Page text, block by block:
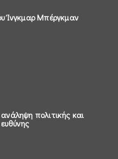
Ίνγκμαρ Μπέργκμαν
πολιτικής και